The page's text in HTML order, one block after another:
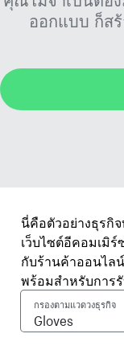
ออกแบบ ก็ส
นี่คือตัวอย่างธุรกิ
เว็บไซต์อีคอมเมิ
กับร้านค้าออนไล
พร้อมสำหรับการ
กรองตามแวดวงธุรกิจ